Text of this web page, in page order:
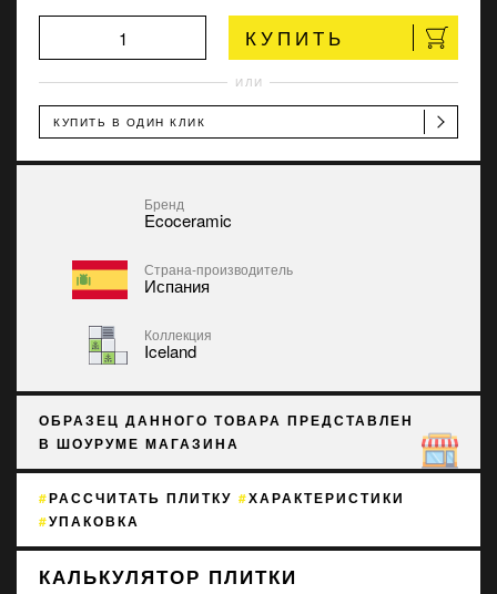
КУПИТЬ
ИЛИ
КУПИТЬ В ОДИН КЛИК
Бренд
Ecoceramic
Страна-производитель
Испания
Коллекция
Iceland
ОБРАЗЕЦ ДАННОГО ТОВАРА ПРЕДСТАВЛЕН
В ШОУРУМЕ МАГАЗИНА
РАССЧИТАТЬ ПЛИТКУ
ХАРАКТЕРИСТИКИ
УПАКОВКА
КАЛЬКУЛЯТОР ПЛИТКИ